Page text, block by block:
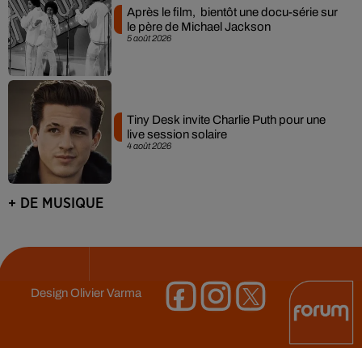
5 août 2026
Après le film, bientôt une docu-série sur
le père de Michael Jackson
4 août 2026
Tiny Desk invite Charlie Puth pour une
live session solaire
+ DE MUSIQUE
DesignOlivier Varma